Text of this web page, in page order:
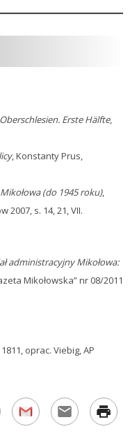
Erste Hälfte,
, Konstanty Prus,
(do 1945 roku),
2007, s. 14, 21, VII.
administracyjny Mikołowa:
Mikołowska” nr 08/2011
oprac. Viebig, AP